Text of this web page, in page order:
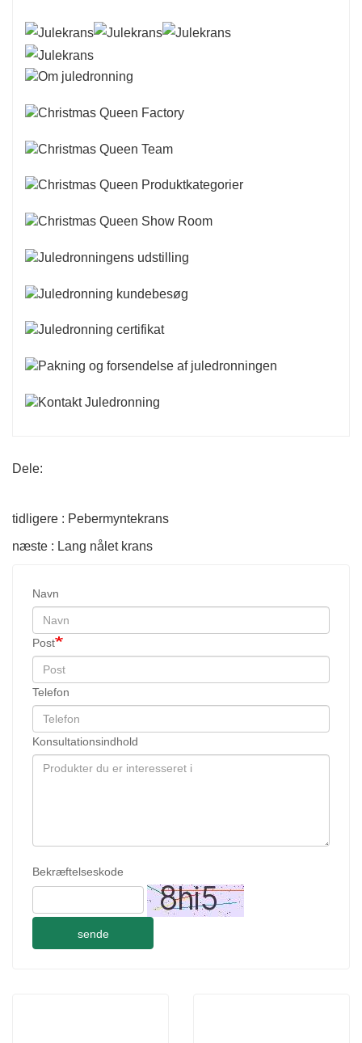
Dele:
tidligere : Pebermyntekrans
næste : Lang nålet krans
Navn
Post
Telefon
Konsultationsindhold
Bekræftelseskode
sende